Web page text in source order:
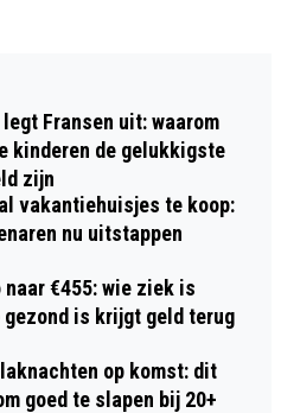
Fransen uit: waarom
kinderen de gelukkigste
zijn
vakantiehuisjes te koop:
nu uitstappen
€455: wie ziek is
is krijgt geld terug
op komst: dit
goed te slapen bij 20+